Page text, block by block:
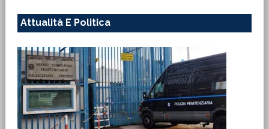
Attualità E Politica